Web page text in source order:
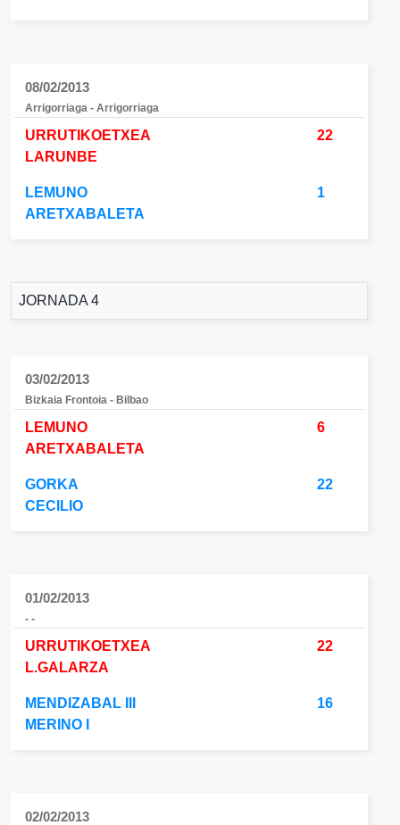
08/02/2013
Arrigorriaga - Arrigorriaga
URRUTIKOETXEA
LARUNBE
22
LEMUNO
ARETXABALETA
1
JORNADA 4
03/02/2013
Bizkaia Frontoia - Bilbao
LEMUNO
ARETXABALETA
6
GORKA
CECILIO
22
01/02/2013
- -
URRUTIKOETXEA
L.GALARZA
22
MENDIZABAL III
MERINO I
16
02/02/2013